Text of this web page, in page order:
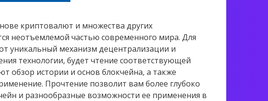
криптовалют и множества других
неотъемлемой частью современного мира. Для
уникальный механизм децентрализации и
технологии, будет чтение соответствующей
обзор истории и основ блокчейна, а также
Прочтение позволит вам более глубоко
и разнообразные возможности ее применения в